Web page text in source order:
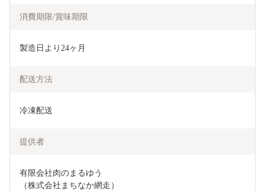
消費期限/賞味期限
製造日より24ヶ月
配送方法
冷凍配送
提供者
有限会社肉のまるゆう
（株式会社まちなか網走）